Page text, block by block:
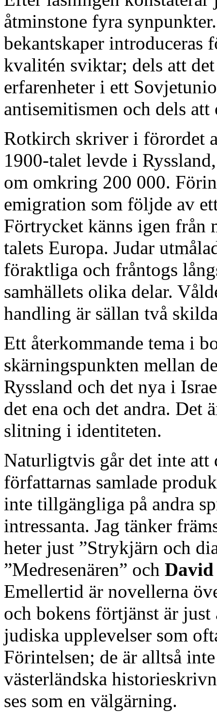
åtminstone fyra
bekantskaper introduceras
kvalitén sviktar; dels att
erfarenheter i ett
antisemitismen och dels
Rotkirch skriver i förordet
1900-talet levde i
om omkring 200 000.
emigration som följde av
Förtrycket känns igen från
talets Europa. Judar
föraktliga och fråntogs
samhällets olika delar.
handling är sällan två
Ett återkommande tema i
skärningspunkten mellan
Ryssland och det nya i
det ena och det andra. Det
slitning i identiteten.
Naturligtvis går det inte att
författarnas samlade
inte tillgängliga på andra
intressanta. Jag tänker
heter just ”Strykjärn och
”Medresenären” och
Emellertid är novellerna
och bokens förtjänst är
judiska upplevelser som
Förintelsen; de är alltså
västerländska
ses som en välgärning.